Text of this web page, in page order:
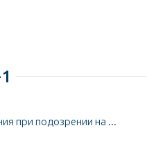
при подозрении на ...